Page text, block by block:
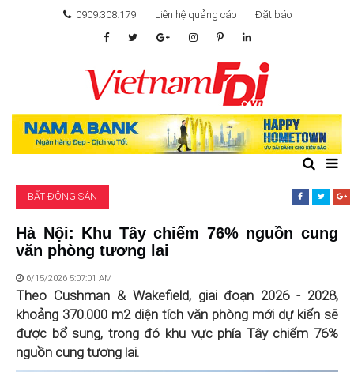
0909.308.179 Liên hệ quảng cáo Đặt báo
TÂM ĐIỂM ĐẦU TƯ
TÀI CHÍNH
KHỞI NGHIỆP
GIẢI TRÍ & CÔNG NGHỆ
BẤT ĐỘNG SẢN
Hà Nội: Khu Tây chiếm 76% nguồn cung
văn phòng tương lai
6/15/2026 5:07:01 AM
Theo Cushman & Wakefield, giai đoạn 2026 - 2028,
khoảng 370.000 m2 diện tích văn phòng mới dự kiến sẽ
được bổ sung, trong đó khu vực phía Tây chiếm 76%
nguồn cung tương lai.